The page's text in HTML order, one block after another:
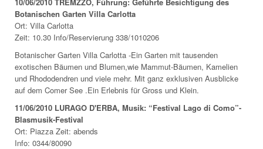
Botanischen Garten Villa Carlotta
Ort: Villa Carlotta
Zeit: 10.30 Info/Reservierung 338/1010206
Botanischer Garten Villa Carlotta -Ein Garten mit tausenden
exotischen Bäumen und Blumen,wie Mammut-Bäumen, Kamelien
und Rhododendren und viele mehr. Mit ganz exklusiven Ausblicke
auf dem Comer See .Ein Erlebnis für Gross und Klein.
11/06/2010 LURAGO D'ERBA, Musik: “Festival Lago di Como”-
Blasmusik-Festival
Ort: Piazza Zeit: abends
Info: 0344/80090